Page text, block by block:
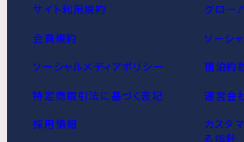
サイト利用規約 グロー
会員規約 ソーシ
ソーシャルメディアポリシー 宿泊約
特定商取引法に基づく表記 運営会
採用情報
カスタ
る指針